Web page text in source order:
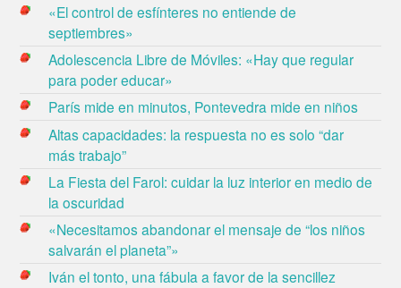
«El control de esfínteres no entiende de
septiembres»
Adolescencia Libre de Móviles: «Hay que regular
para poder educar»
París mide en minutos, Pontevedra mide en niños
Altas capacidades: la respuesta no es solo “dar
más trabajo”
La Fiesta del Farol: cuidar la luz interior en medio de
la oscuridad
«Necesitamos abandonar el mensaje de “los niños
salvarán el planeta”»
Iván el tonto, una fábula a favor de la sencillez